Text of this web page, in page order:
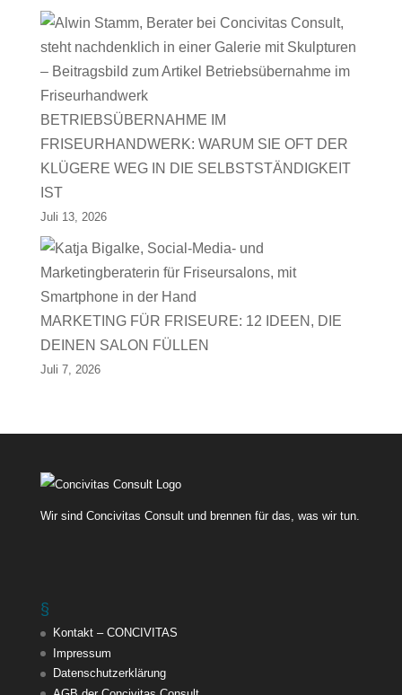
BETRIEBSÜBERNAHME IM
FRISEURHANDWERK: WARUM SIE OFT DER
KLÜGERE WEG IN DIE SELBSTSTÄNDIGKEIT
IST
Juli 13, 2026
MARKETING FÜR FRISEURE: 12 IDEEN, DIE
DEINEN SALON FÜLLEN
Juli 7, 2026
Wir sind Concivitas Consult und brennen für das, was wir tun.
§
Kontakt – CONCIVITAS
Impressum
Datenschutzerklärung